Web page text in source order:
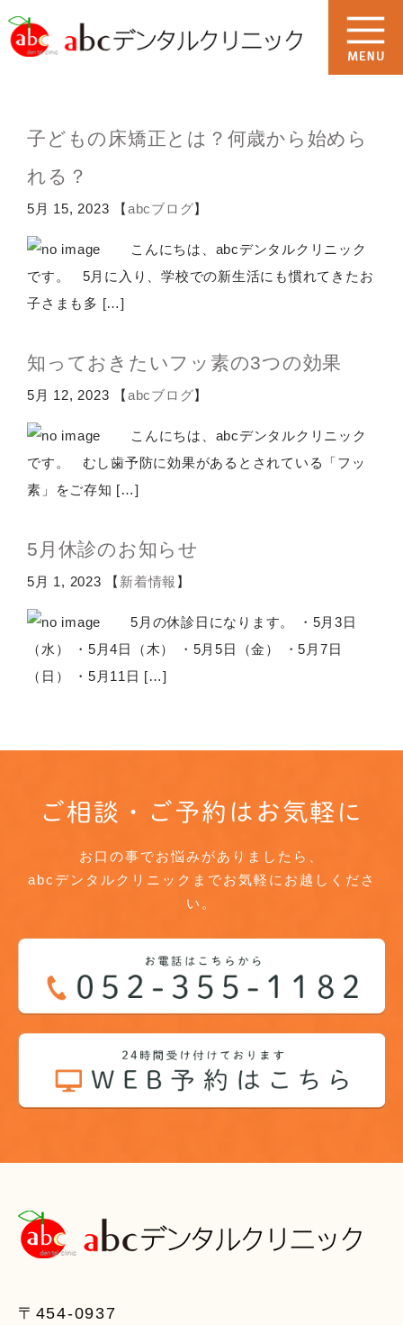
子どもの床矯正とは？何歳から始めら
れる？
5月 15, 2023 【abcブログ】
こんにちは、abcデンタルクリニック
です。 5月に入り、学校での新生活にも慣れてきたお
子さまも多 […]
知っておきたいフッ素の3つの効果
5月 12, 2023 【abcブログ】
こんにちは、abcデンタルクリニック
です。 むし歯予防に効果があるとされている「フッ
素」をご存知 […]
5月休診のお知らせ
5月 1, 2023 【 新着情報 】
5月の休診日になります。 ・5月3日
（水） ・5月4日（木） ・5月5日（金） ・5月7日
（日） ・5月11日 […]
ご相談・ご予約はお気軽に
お口の事でお悩みがありましたら、
abcデンタルクリニックまでお気軽にお越しくださ
い。
〒454-0937